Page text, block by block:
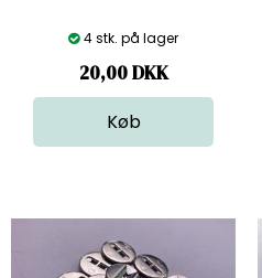
4 stk. på lager
20,00DKK